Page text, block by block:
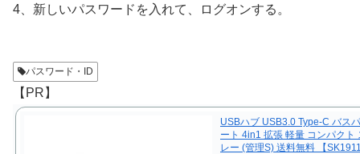
4、新しいパスワードを入れて、ログオンする。
パスワード・ID
【PR】
USBハブ USB3.0 Type-C バス
ート 4in1 拡張 軽量 コンパクト
レー (管理S) 送料無料 【